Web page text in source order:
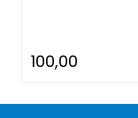
100,00